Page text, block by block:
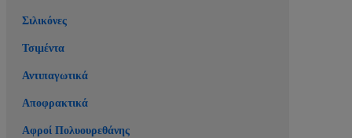
Σιλικόνες
Τσιμέντα
Αντιπαγωτικά
Αποφρακτικά
Αφροί Πολυουρεθάνης